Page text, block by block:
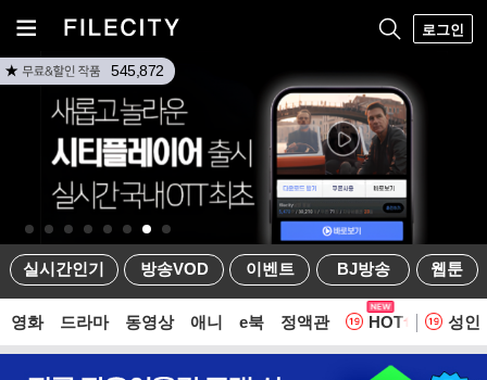
로그인
실시간인기 방송VOD 이벤트 BJ방송 웹툰
545,872
영화 드라마 동영상 애니 e북 정액관 HOT 웹
성인